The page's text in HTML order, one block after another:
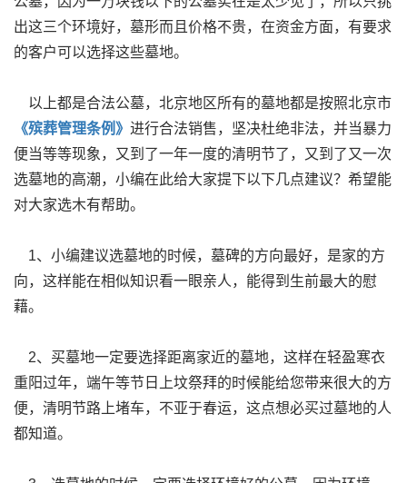
出这三个环境好，墓形而且价格不贵，在资金方面，有要求
的客户可以选择这些墓地。
以上都是合法公墓，北京地区所有的墓地都是按照北京市
《殡葬管理条例 》 进行合法销售，坚决杜绝非法，并当暴力
便当等等现象，又到了一年一度的清明节了，又到了又一次
选墓地的高潮，小编在此给大家提下以下几点建议？希望能
对大家选木有帮助。
1、小编建议选墓地的时候，墓碑的方向最好，是家的方
向，这样能在相似知识看一眼亲人，能得到生前最大的慰
藉。
2、买墓地一定要选择距离家近的墓地，这样在轻盈寒衣
重阳过年，端午等节日上坟祭拜的时候能给您带来很大的方
便，清明节路上堵车，不亚于春运，这点想必买过墓地的人
都知道。